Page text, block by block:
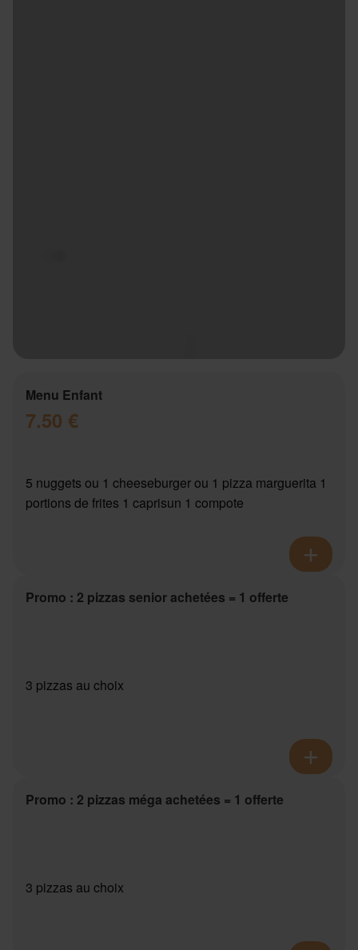
Menu Enfant
7.50 €
5 nuggets ou 1 cheeseburger ou 1 pizza marguerita 1
portions de frites 1 caprisun 1 compote
Promo : 2 pizzas senior achetées = 1 offerte
3 pizzas au choix
Promo : 2 pizzas méga achetées = 1 offerte
3 pizzas au choix